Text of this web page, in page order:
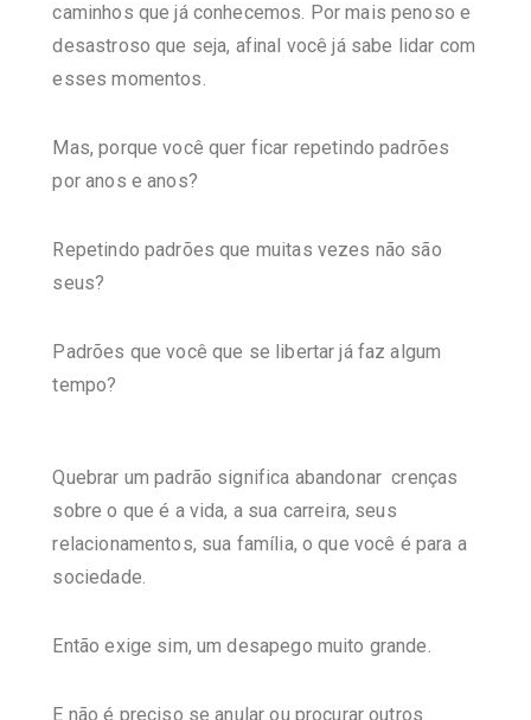
caminhos que já conhecemos. Por mais penoso e
desastroso que seja, afinal você já sabe lidar com
esses momentos.
Mas, porque você quer ficar repetindo padrões
por anos e anos?
Repetindo padrões que muitas vezes não são
seus?
Padrões que você que se libertar já faz algum
tempo?
Quebrar um padrão significa abandonar crenças
sobre o que é a vida, a sua carreira, seus
relacionamentos, sua família, o que você é para a
sociedade.
Então exige sim, um desapego muito grande.
E não é preciso se anular ou procurar outros